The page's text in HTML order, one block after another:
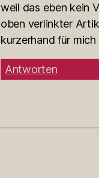
weil das eben kein
oben verlinkter
kurzerhand für
Antworten